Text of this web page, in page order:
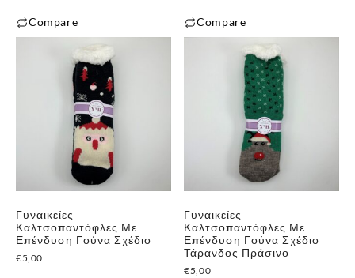
Compare Compare
Γυναικείες
Καλτσοπαντόφλες Με
Επένδυση Γούνα Σχέδιο
€5,00
Γυναικείες
Καλτσοπαντόφλες Με
Επένδυση Γούνα Σχέδιο
Τάρανδος Πράσινο
€5,00